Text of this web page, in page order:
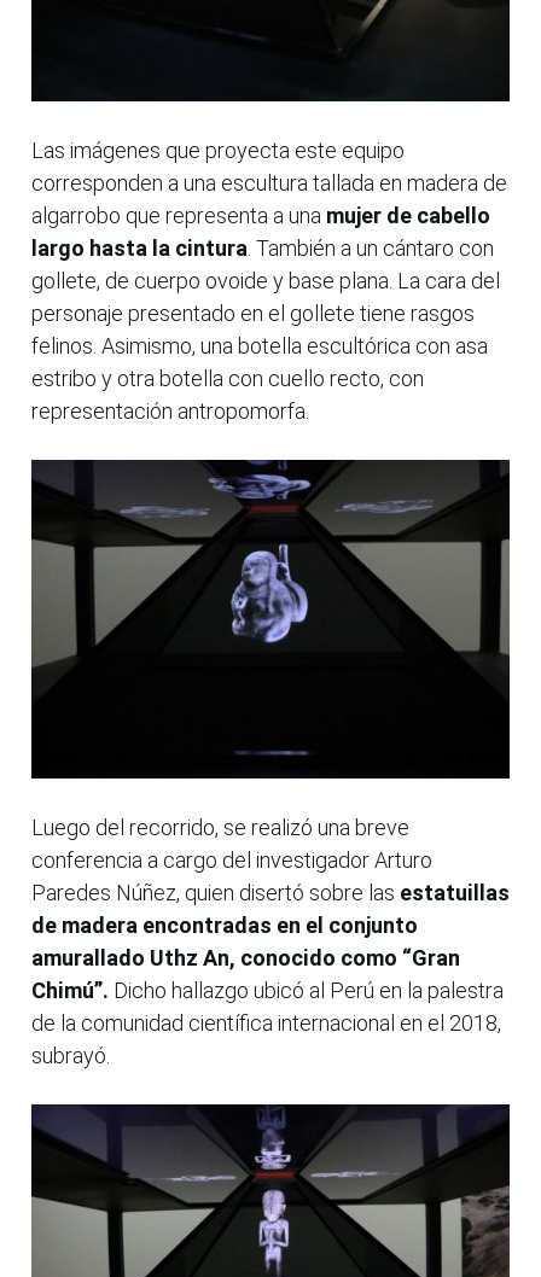
Las imágenes que proyecta este equipo
corresponden a una escultura tallada en madera de
algarrobo que representa a una mujer de cabello
largo hasta la cintura . También a un cántaro con
gollete, de cuerpo ovoide y base plana. La cara del
personaje presentado en el gollete tiene rasgos
felinos. Asimismo, una botella escultórica con asa
estribo y otra botella con cuello recto, con
representación antropomorfa.
Luego del recorrido, se realizó una breve
conferencia a cargo del investigador Arturo
Paredes Núñez, quien disertó sobre las estatuillas
de madera encontradas en el conjunto
amurallado Uthz An, conocido como “Gran
Chimú”. Dicho hallazgo ubicó al Perú en la palestra
de la comunidad científica internacional en el 2018,
subrayó.